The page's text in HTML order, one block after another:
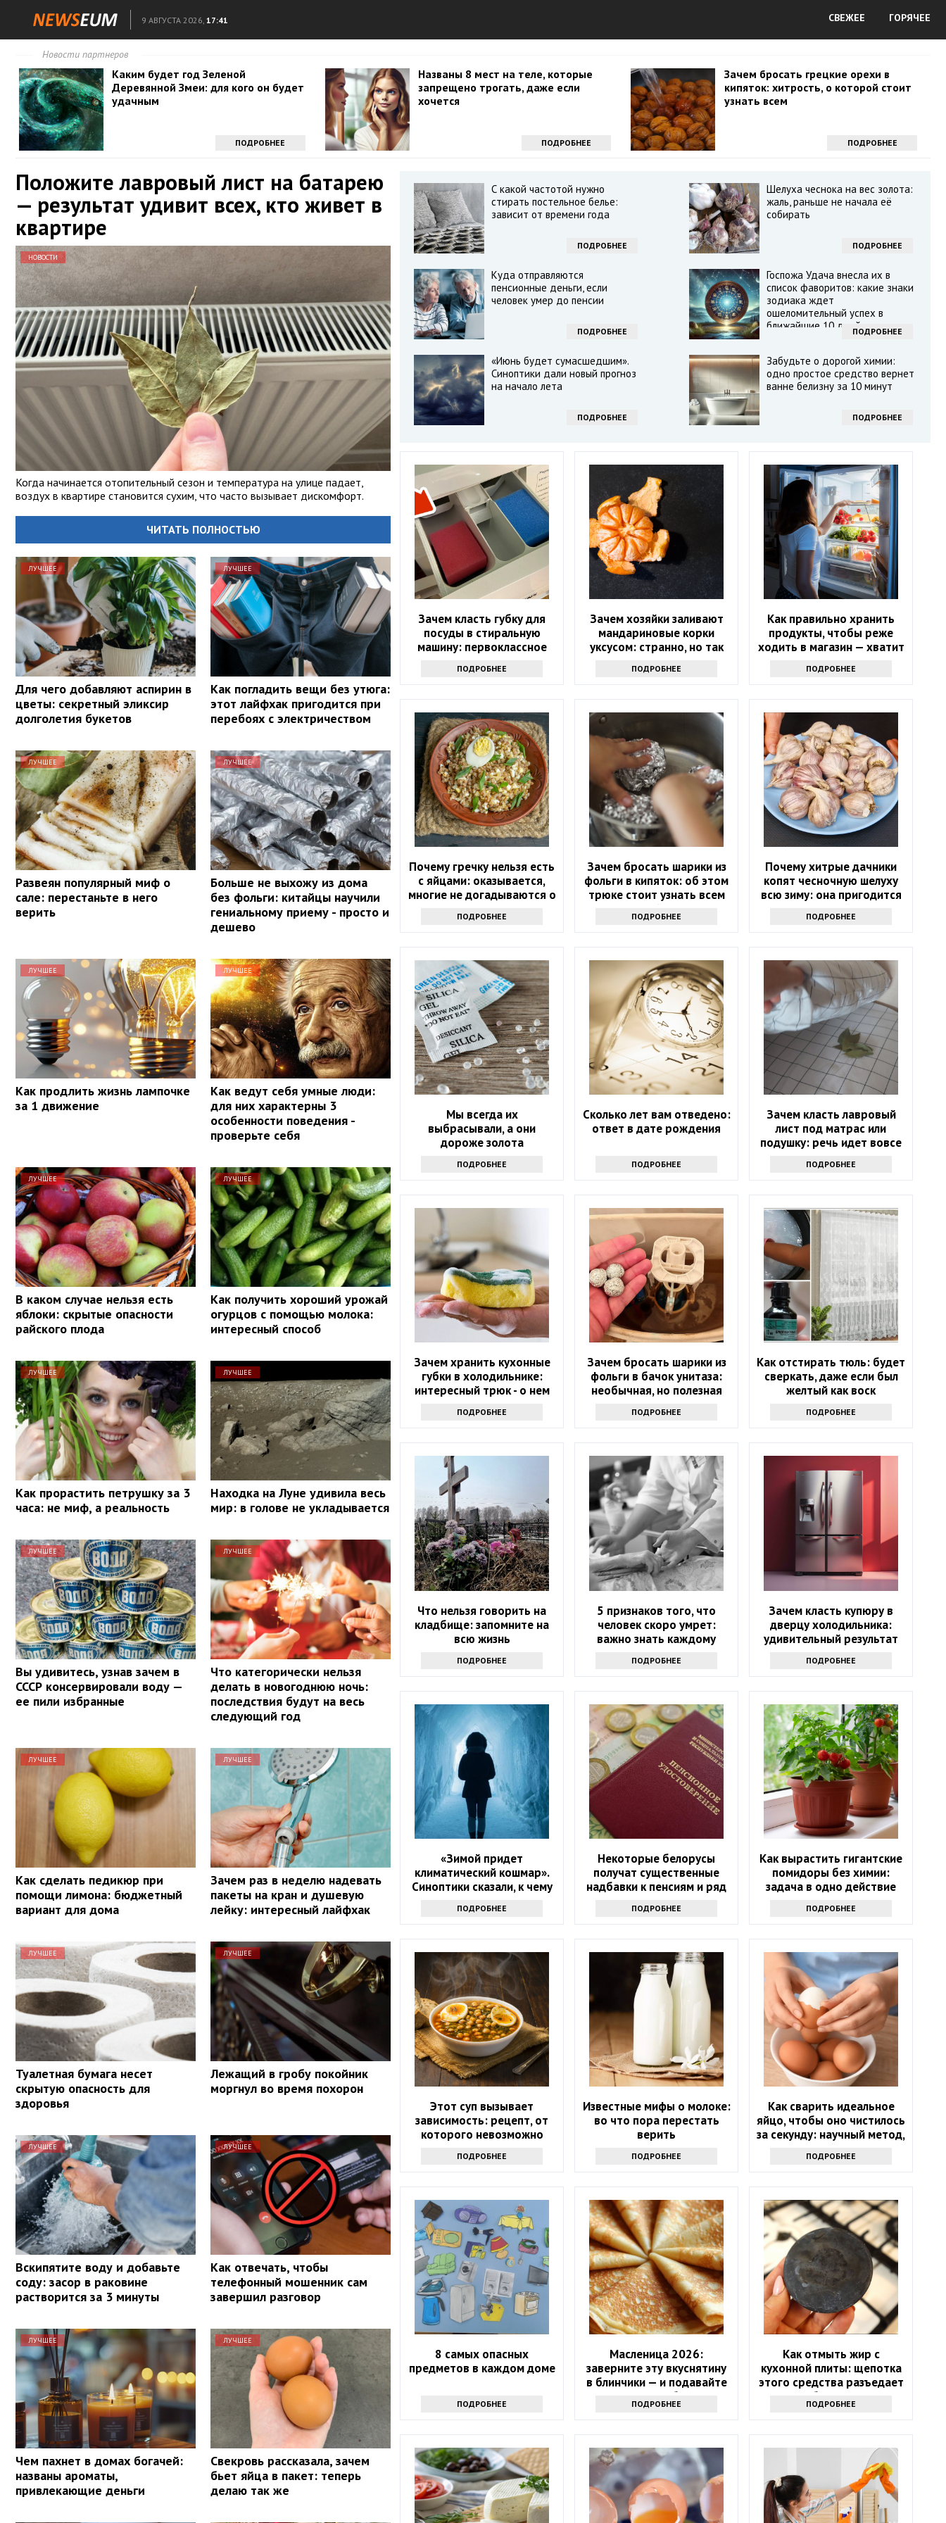
9 АВГУСТА 2026, 17:41 СВЕЖЕЕ ГОРЯЧЕЕ
Новости партнеров
Каким будет год Зеленой
Деревянной Змеи: для кого он будет
удачным
ПОДРОБНЕЕ
Названы 8 мест на теле, которые
запрещено трогать, даже если
хочется
ПОДРОБНЕЕ
Зачем бросать грецкие орехи в
кипяток: хитрость, о которой стоит
узнать всем
ПОДРОБНЕЕ
Положите лавровый лист на батарею
— результат удивит всех, кто живет в
квартире
НОВОСТИ
Когда начинается отопительный сезон и температура на улице падает,
воздух в квартире становится сухим, что часто вызывает дискомфорт.
ЧИТАТЬ ПОЛНОСТЬЮ
ЛУЧШЕЕ
Для чего добавляют аспирин в
цветы: секретный эликсир
долголетия букетов
ЛУЧШЕЕ
Как погладить вещи без утюга:
этот лайфхак пригодится при
перебоях с электричеством
ЛУЧШЕЕ
Развеян популярный миф о
сале: перестаньте в него
верить
ЛУЧШЕЕ
Больше не выхожу из дома
без фольги: китайцы научили
гениальному приему - просто и
дешево
ЛУЧШЕЕ
Как продлить жизнь лампочке
за 1 движение
ЛУЧШЕЕ
Как ведут себя умные люди:
для них характерны 3
особенности поведения -
проверьте себя
ЛУЧШЕЕ
В каком случае нельзя есть
яблоки: скрытые опасности
райского плода
ЛУЧШЕЕ
Как получить хороший урожай
огурцов с помощью молока:
интересный способ
ЛУЧШЕЕ
Как прорастить петрушку за 3
часа: не миф, а реальность
ЛУЧШЕЕ
Находка на Луне удивила весь
мир: в голове не укладывается
ЛУЧШЕЕ
Вы удивитесь, узнав зачем в
СССР консервировали воду —
ее пили избранные
ЛУЧШЕЕ
Что категорически нельзя
делать в новогоднюю ночь:
последствия будут на весь
следующий год
ЛУЧШЕЕ
Как сделать педикюр при
помощи лимона: бюджетный
вариант для дома
ЛУЧШЕЕ
Зачем раз в неделю надевать
пакеты на кран и душевую
лейку: интересный лайфхак
ЛУЧШЕЕ
Туалетная бумага несет
скрытую опасность для
здоровья
ЛУЧШЕЕ
Лежащий в гробу покойник
моргнул во время похорон
ЛУЧШЕЕ
Вскипятите воду и добавьте
соду: засор в раковине
растворится за 3 минуты
ЛУЧШЕЕ
Как отвечать, чтобы
телефонный мошенник сам
завершил разговор
ЛУЧШЕЕ
Чем пахнет в домах богачей:
названы ароматы,
привлекающие деньги
ЛУЧШЕЕ
Свекровь рассказала, зачем
бьет яйца в пакет: теперь
делаю так же
С какой частотой нужно
стирать постельное белье:
зависит от времени года
ПОДРОБНЕЕ
Шелуха чеснока на вес золота:
жаль, раньше не начала её
собирать
ПОДРОБНЕЕ
Куда отправляются
пенсионные деньги, если
человек умер до пенсии
ПОДРОБНЕЕ
Госпожа Удача внесла их в
список фаворитов: какие знаки
зодиака ждет
ошеломительный успех в
ближайшие 10 днейПОДРОБНЕЕ
«Июнь будет сумасшедшим».
Синоптики дали новый прогноз
на начало лета
ПОДРОБНЕЕ
Забудьте о дорогой химии:
одно простое средство вернет
ванне белизну за 10 минут
ПОДРОБНЕЕ
Зачем класть губку для
посуды в стиральную
машину: первоклассное
ПОДРОБНЕЕ
Зачем хозяйки заливают
мандариновые корки
уксусом: странно, но так
ПОДРОБНЕЕ
Как правильно хранить
продукты, чтобы реже
ходить в магазин — хватит
ПОДРОБНЕЕ
Почему гречку нельзя есть
с яйцами: оказывается,
многие не догадываются о
ПОДРОБНЕЕ
Зачем бросать шарики из
фольги в кипяток: об этом
трюке стоит узнать всем
хозяйкам
ПОДРОБНЕЕ
Почему хитрые дачники
копят чесночную шелуху
всю зиму: она пригодится
весной
ПОДРОБНЕЕ
Мы всегда их
выбрасывали, а они
дороже золота
ПОДРОБНЕЕ
Сколько лет вам отведено:
ответ в дате рождения
ПОДРОБНЕЕ
Зачем класть лавровый
лист под матрас или
подушку: речь идет вовсе
ПОДРОБНЕЕ
Зачем хранить кухонные
губки в холодильнике:
интересный трюк - о нем
продвинутые хозяйки
ПОДРОБНЕЕ
Зачем бросать шарики из
фольги в бачок унитаза:
необычная, но полезная
ПОДРОБНЕЕ
Как отстирать тюль: будет
сверкать, даже если был
желтый как воск
ПОДРОБНЕЕ
Что нельзя говорить на
кладбище: запомните на
всю жизнь
ПОДРОБНЕЕ
5 признаков того, что
человек скоро умрет:
важно знать каждому
ПОДРОБНЕЕ
Зачем класть купюру в
дверцу холодильника:
удивительный результат
ПОДРОБНЕЕ
«Зимой придет
климатический кошмар».
Синоптики сказали, к чему
ПОДРОБНЕЕ
Некоторые белорусы
получат существенные
надбавки к пенсиям и ряд
ПОДРОБНЕЕ
Как вырастить гигантские
помидоры без химии:
задача в одно действие
ПОДРОБНЕЕ
Этот суп вызывает
зависимость: рецепт, от
которого невозможно
ПОДРОБНЕЕ
Известные мифы о молоке:
во что пора перестать
верить
ПОДРОБНЕЕ
Как сварить идеальное
яйцо, чтобы оно чистилось
за секунду: научный метод,
основанный на физике
ПОДРОБНЕЕ
8 самых опасных
предметов в каждом доме
ПОДРОБНЕЕ
Масленица 2026:
заверните эту вкуснятину
в блинчики — и подавайте
как главное блюдо
ПОДРОБНЕЕ
Как отмыть жир с
кухонной плиты: щепотка
этого средства разъедает
любую грязь
ПОДРОБНЕЕ